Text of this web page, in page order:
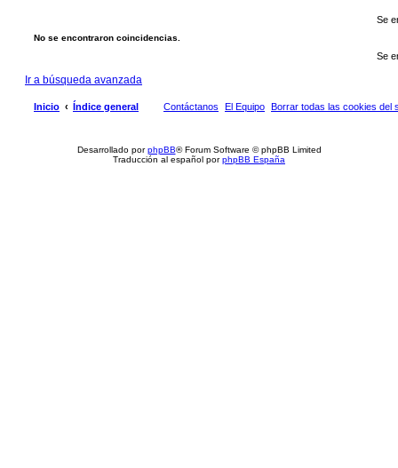
Se
No se encontraron coincidencias.
Se
Ir a búsqueda avanzada
Inicio Índice general Borrar todas las cookies del
El Equipo
Contáctanos
Desarrollado porphpBB® Forum Software © phpBB Limited
Traducción al español porphpBB España